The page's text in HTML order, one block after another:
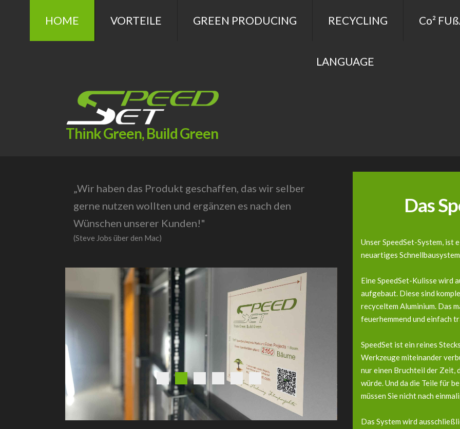
HOME VORTEILE GREEN PRODUCING RECYCLING Co²
LANGUAGE
Think Green, Build Green
„Wir haben das Produkt geschaffen, das wir selber
gerne nutzen wollten und ergänzen es nach den
Wünschen unserer Kunden!"
(Steve Jobs über den Mac)
Das
Unser SpeedSet-System, ist
neuartiges
Eine SpeedSet-Kulisse wird
aufgebaut. Diese sind
recyceltem Aluminium. Das
feuerhemmend und einfach
SpeedSet ist ein reines
Werkzeuge miteinander
nur einen Bruchteil der Zeit,
würde. Und da die Teile für
müssen Sie nicht nach
Das System wird